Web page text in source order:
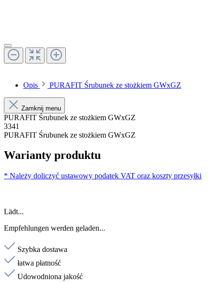
Opis PURAFIT Śrubunek ze stożkiem GWxGZ
Zamknij menu
PURAFIT Śrubunek ze stożkiem GWxGZ
3341
PURAFIT Śrubunek ze stożkiem GWxGZ
Warianty produktu
* Należy doliczyć ustawowy podatek VAT oraz koszty przesyłki
Lädt...
Empfehlungen werden geladen...
Szybka dostawa
łatwa płatność
Udowodniona jakość